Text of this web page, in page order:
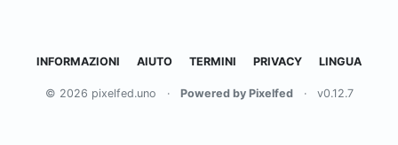
INFORMAZIONI AIUTO TERMINI PRIVACY LINGUA
© 2026 pixelfed.uno · Powered by Pixelfed · v0.12.7